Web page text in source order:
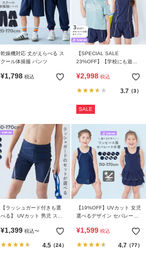
乾燥機対応 丈がえらべる ス
クール体操服 パンツ
¥1,798 税込
【SPECIAL SALE
23%OFF】【学校にも遊び
き スクール水着 3Pセット
¥2,998 税込
3.7 （3）
SALE
【ラッシュガード付きも選
べる】 UVカット 男児 スク
¥1,399 税込〜
4.5（24）
【19%OFF】UVカット 女児
選べるデザイン セパレート
¥1,599 税込
4.7（77）